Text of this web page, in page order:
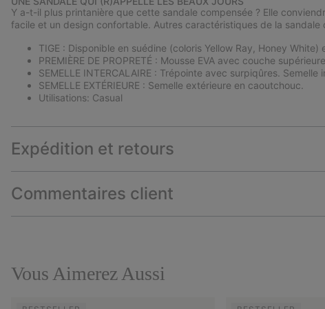
Y a-t-il plus printanière que cette sandale compensée ? Elle
facile et un design confortable. Autres caractéristiques de la sandale
TIGE : Disponible en suédine (coloris Yellow Ray, Honey
PREMIÈRE DE PROPRETÉ : Mousse EVA avec couche
SEMELLE INTERCALAIRE : Trépointe avec surpiqûres.
SEMELLE EXTÉRIEURE : Semelle extérieure en caoutchouc.
Utilisations: Casual
Expédition et retours
Commentaires client
Vous Aimerez Aussi